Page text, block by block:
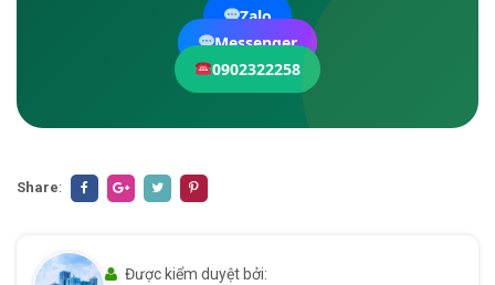
Zalo
Messenger
0902322258
Share:
Được kiểm duyệt bởi: